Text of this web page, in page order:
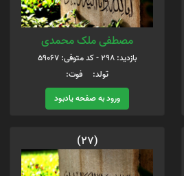
مصطفی ملک محمدی
بازدید: 298 - کد متوفی: 59067
تولد: فوت:
ورود به صفحه یادبود
(27)